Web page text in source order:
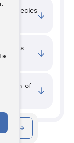
precies
zien of